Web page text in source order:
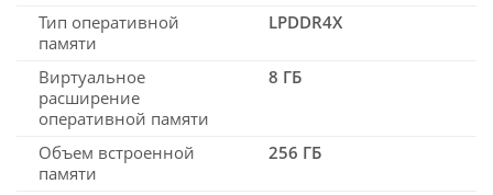
Тип оперативной
памяти
LPDDR4X
Виртуальное
расширение
оперативной памяти
8 ГБ
Объем встроенной
памяти
256 ГБ